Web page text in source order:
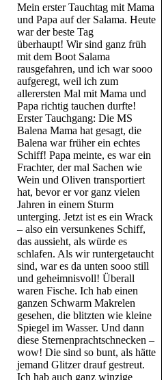
Mein erster Tauchtag mit Mama
und Papa auf der Salama. Heute
war der beste Tag
überhaupt! Wir sind ganz früh
mit dem Boot Salama
rausgefahren, und ich war sooo
aufgeregt, weil ich zum
allerersten Mal mit Mama und
Papa richtig tauchen durfte!
Erster Tauchgang: Die MS
Balena Mama hat gesagt, die
Balena war früher ein echtes
Schiff! Papa meinte, es war ein
Frachter, der mal Sachen wie
Wein und Oliven transportiert
hat, bevor er vor ganz vielen
Jahren in einem Sturm
unterging. Jetzt ist es ein Wrack
– also ein versunkenes Schiff,
das aussieht, als würde es
schlafen. Als wir runtergetaucht
sind, war es da unten sooo still
und geheimnisvoll! Überall
waren Fische. Ich hab einen
ganzen Schwarm Makrelen
gesehen, die blitzten wie kleine
Spiegel im Wasser. Und dann
diese Sternenprachtschnecken –
wow! Die sind so bunt, als hätte
jemand Glitzer drauf gestreut.
Ich hab auch ganz winzige